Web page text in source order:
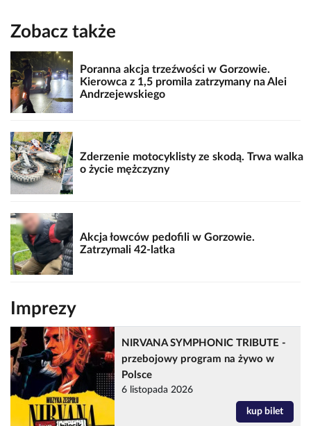
Zobacz także
Poranna akcja trzeźwości w Gorzowie.
Kierowca z 1,5 promila zatrzymany na Alei
Andrzejewskiego
Zderzenie motocyklisty ze skodą. Trwa walka
o życie mężczyzny
Akcja łowców pedofili w Gorzowie.
Zatrzymali 42-latka
Imprezy
NIRVANA SYMPHONIC TRIBUTE -
przebojowy program na żywo w
Polsce
6 listopada 2026
kup bilet